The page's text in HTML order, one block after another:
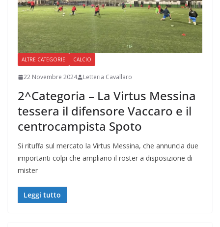
ALTRE CATEGORIE CALCIO
22 Novembre 2024 Letteria Cavallaro
2^Categoria – La Virtus Messina
tessera il difensore Vaccaro e il
centrocampista Spoto
Si rituffa sul mercato la Virtus Messina, che annuncia due
importanti colpi che ampliano il roster a disposizione di
mister
Leggi tutto